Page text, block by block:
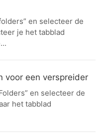
en selecteer de
je het tabblad
voor een verspreider
en selecteer de
het tabblad